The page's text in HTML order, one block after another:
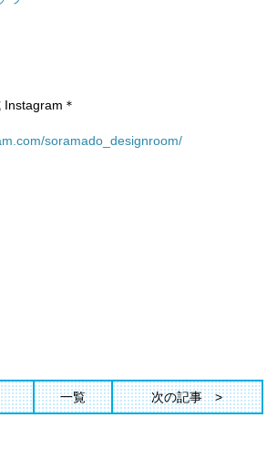
Instagram＊
soramado_designroom/
一覧 次の記事